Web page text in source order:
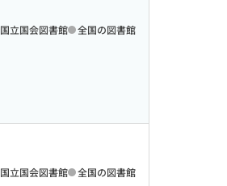
国立国会図書館 全国の図書館
国立国会図書館 全国の図書館